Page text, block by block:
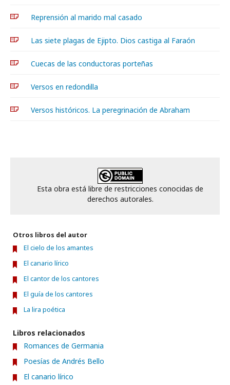
Reprensión al marido mal casado
Las siete plagas de Ejipto. Dios castiga al Faraón
Cuecas de las conductoras porteñas
Versos en redondilla
Versos históricos. La peregrinación de Abraham
Esta obra está libre de restricciones conocidas de
derechos autorales.
Otros libros del autor
El cielo de los amantes
El canario lírico
El cantor de los cantores
El guía de los cantores
La lira poética
Libros relacionados
Romances de Germania
Poesías de Andrés Bello
El canario lírico